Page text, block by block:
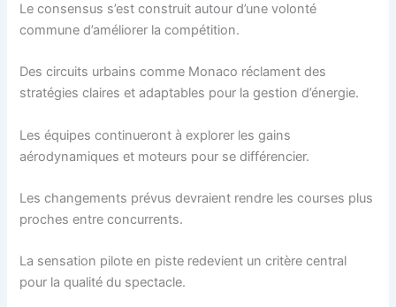
Le consensus s’est construit autour d’une volonté
commune d’améliorer la compétition.
Des circuits urbains comme Monaco réclament des
stratégies claires et adaptables pour la gestion d’énergie.
Les équipes continueront à explorer les gains
aérodynamiques et moteurs pour se différencier.
Les changements prévus devraient rendre les courses plus
proches entre concurrents.
La sensation pilote en piste redevient un critère central
pour la qualité du spectacle.